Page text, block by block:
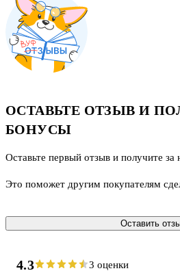
ОСТАВЬТЕ ОТЗЫВ И
БОНУСЫ
Оставьте первый отзыв и получите за
Это поможет другим покупателям
Оставить
4.3 3 оценки